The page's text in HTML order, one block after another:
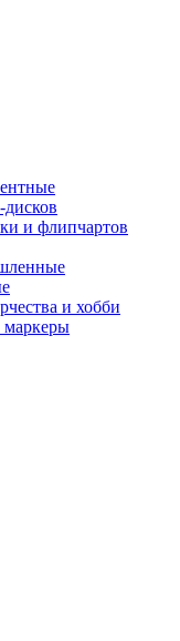
и флипчартов
и хобби
маркеры